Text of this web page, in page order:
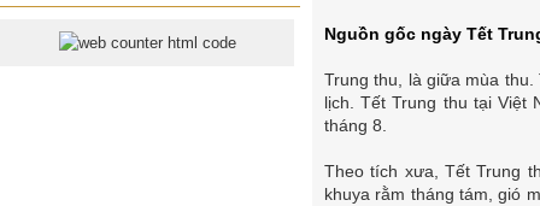
Nguồn gốc ngày Tết
Trung thu, là giữa mùa
lịch. Tết Trung thu tại Việt
tháng 8.
Theo tích xưa, Tết Trung
khuya rằm tháng tám, gió